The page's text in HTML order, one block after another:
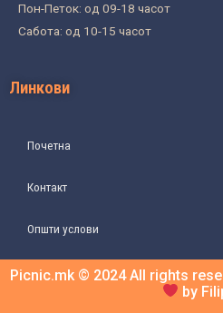
Пон-Петок: од 09-18 часот
Сабота: од 10-15 часот
Линкови
Почетна
Контакт
Општи услови
Picnic.mk © 2024 All rights
by